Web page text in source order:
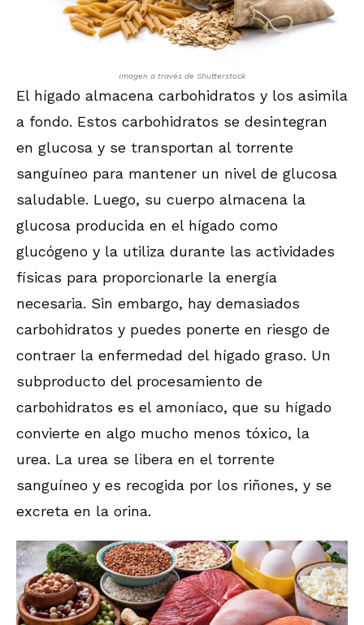
Imagen a través de Shutterstock
El hígado almacena carbohidratos y los asimila
a fondo. Estos carbohidratos se desintegran
en glucosa y se transportan al torrente
sanguíneo para mantener un nivel de glucosa
saludable. Luego, su cuerpo almacena la
glucosa producida en el hígado como
glucógeno y la utiliza durante las actividades
físicas para proporcionarle la energía
necesaria. Sin embargo, hay demasiados
carbohidratos y puedes ponerte en riesgo de
contraer la enfermedad del hígado graso. Un
subproducto del procesamiento de
carbohidratos es el amoníaco, que su hígado
convierte en algo mucho menos tóxico, la
urea. La urea se libera en el torrente
sanguíneo y es recogida por los riñones, y se
excreta en la orina.